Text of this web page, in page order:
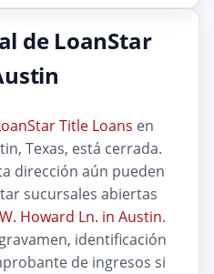
de LoanStar
Title Loans en
Texas, está cerrada.
dirección aún pueden
sucursales abiertas
Howard Ln. in Austin.
identificación
de ingresos si